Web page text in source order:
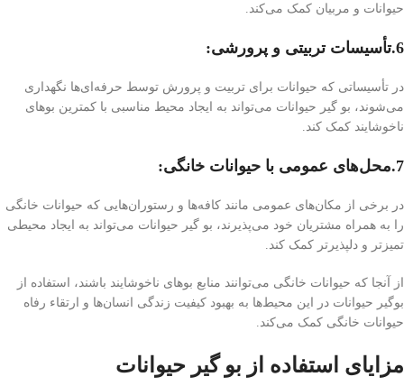
حیوانات و مربیان کمک می‌کند.
6.تأسیسات تربیتی و پرورشی:
در تأسیساتی که حیوانات برای تربیت و پرورش توسط حرفه‌ای‌ها نگهداری
می‌شوند، بو گیر حیوانات می‌تواند به ایجاد محیط مناسبی با کمترین بوهای
ناخوشایند کمک کند.
7.محل‌های عمومی با حیوانات خانگی:
در برخی از مکان‌های عمومی مانند کافه‌ها و رستوران‌هایی که حیوانات خانگی
را به همراه مشتریان خود می‌پذیرند، بو گیر حیوانات می‌تواند به ایجاد محیطی
تمیزتر و دلپذیرتر کمک کند.
از آنجا که حیوانات خانگی می‌توانند منابع بوهای ناخوشایند باشند، استفاده از
بوگیر حیوانات در این محیط‌ها به بهبود کیفیت زندگی انسان‌ها و ارتقاء رفاه
حیوانات خانگی کمک می‌کند.
مزایای استفاده از بو گیر حیوانات